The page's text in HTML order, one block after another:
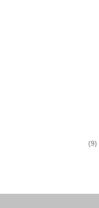
(9)